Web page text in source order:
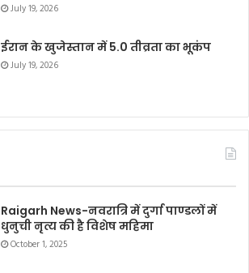
July 19, 2026
ईरान के खुजेस्तान में 5.0 तीव्रता का भूकंप
July 19, 2026
Raigarh News-नवरात्रि में दुर्गा पाण्डलों में
धुनुची नृत्य की है विशेष महिमा
October 1, 2025